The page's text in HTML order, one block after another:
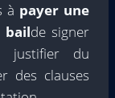
à payer une
bailde signer
justifier du
des clauses